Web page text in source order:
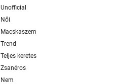
Unofficial
Női
Macskaszem
Trend
Teljes keretes
Zsanéros
Nem